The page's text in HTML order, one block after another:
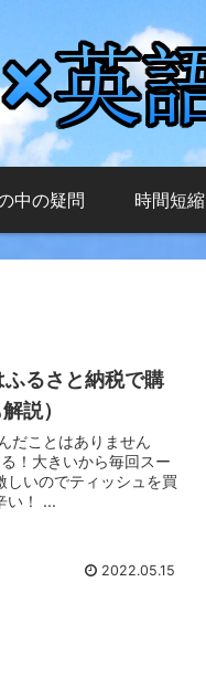
中の疑問 時間短縮
ふるさと納税で購
説）
だことはありません
！大きいから毎回スー
しいのでティッシュを買
い！ ...
2022.05.15